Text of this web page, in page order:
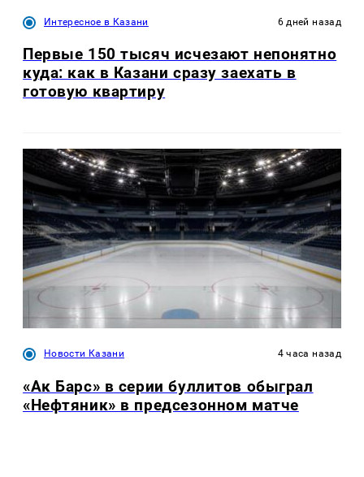
Интересное в Казани 6 дней назад
Первые 150 тысяч исчезают непонятно
куда: как в Казани сразу заехать в
готовую квартиру
Новости Казани 4 часа назад
«Ак Барс» в серии буллитов обыграл
«Нефтяник» в предсезонном матче